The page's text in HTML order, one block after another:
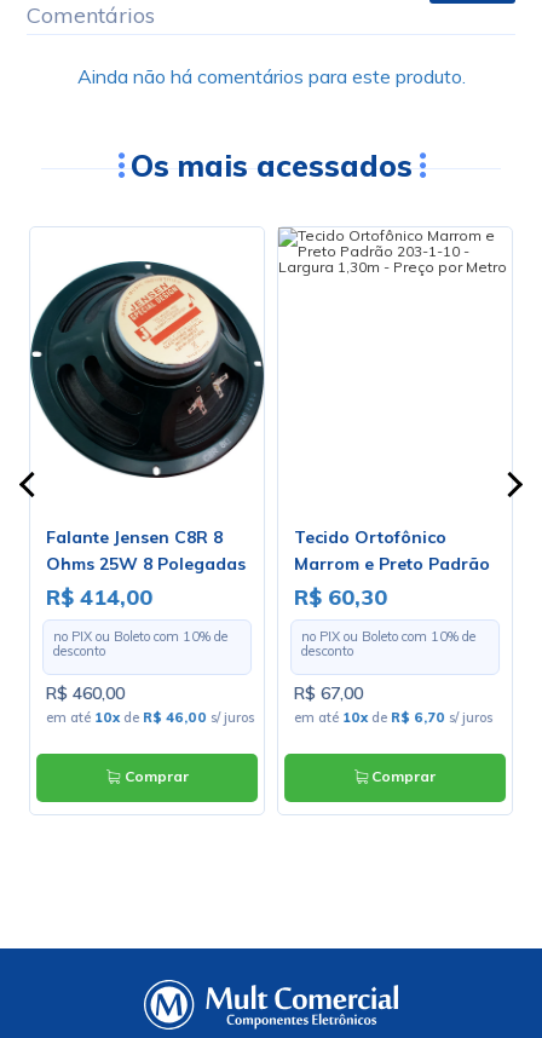
Comentários
Ainda não há comentários para este produto.
Os mais acessados
Falante Jensen C8R 8
Ohms 25W 8 Polegadas
- ZJ04020
R$ 414,00
no PIX ou Boleto com 10% de
desconto
R$ 460,00
em até 10xde R$ 46,00 s/ juros
Comprar
Tecido Ortofônico
Marrom e Preto Padrão
203-1-10 - Largura 1,30m
- Preço por Metro
R$ 60,30
no PIX ou Boleto com 10% de
desconto
R$ 67,00
em até 10xde R$ 6,70 s/ juros
Comprar